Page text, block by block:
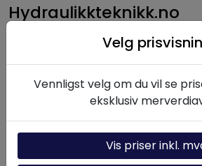
Hydraulikkteknikk.no
Hydraulikkteknikk AS leverer
og løsninger innen hydraulikk til
lang erfaring og solid
med alt fra enkeltkomponenter
hydrauliske systemer.
Nyttige linker
Velg
Vennligst velg om du vil se
eksklusiv
Vis priser inkl.